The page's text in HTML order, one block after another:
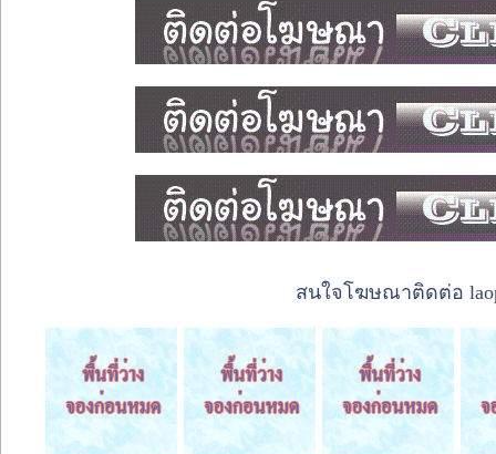
สนใจโฆษณาติดต่อ